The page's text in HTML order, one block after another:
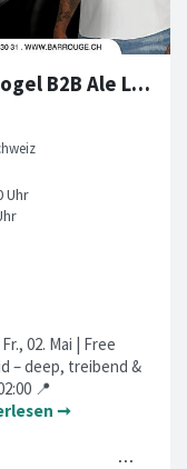
Friday Sessions (w/ DJ Nachtvogel B2B Ale Lucid)
02. Mai | Free
– deep, treibend &
📍
➞